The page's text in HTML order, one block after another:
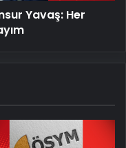
Yavaş: Her